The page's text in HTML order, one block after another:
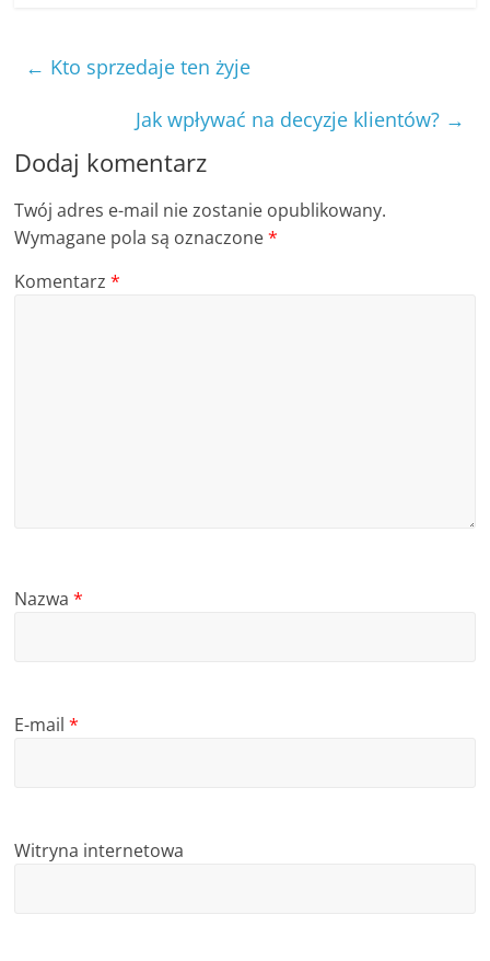
← Kto sprzedaje ten żyje
Jak wpływać na decyzje klientów? →
Dodaj komentarz
Twój adres e-mail nie zostanie opublikowany.
Wymagane pola są oznaczone*
Komentarz*
Nazwa*
E-mail*
Witryna internetowa